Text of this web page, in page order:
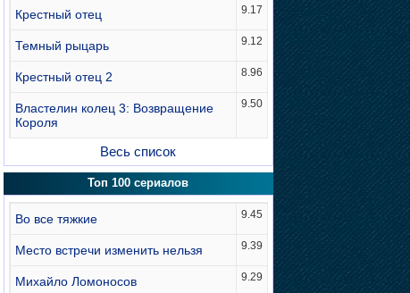
Крестный отец 9.17
Темный рыцарь 9.12
Крестный отец 2 8.96
Властелин колец 3: Возвращение
Короля
9.50
Весь список
Топ 100 сериалов
Во все тяжкие 9.45
Место встречи изменить нельзя 9.39
Михайло Ломоносов 9.29